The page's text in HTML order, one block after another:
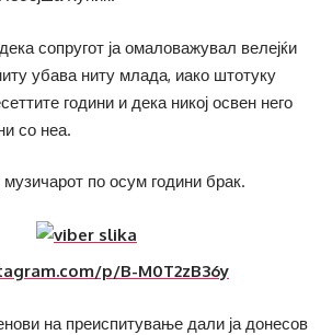
сопругот ја омаловажувал велејќи
убава ниту млада, иако штотуку
години и дека никој освен него
со неа.
по осум години брак.
p/B-M0T2zB36y
на преиспитување дали ја донесов